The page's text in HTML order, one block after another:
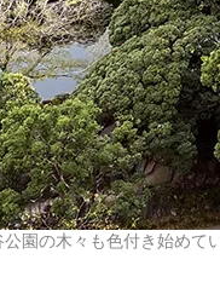
園の木々も色付き始めて